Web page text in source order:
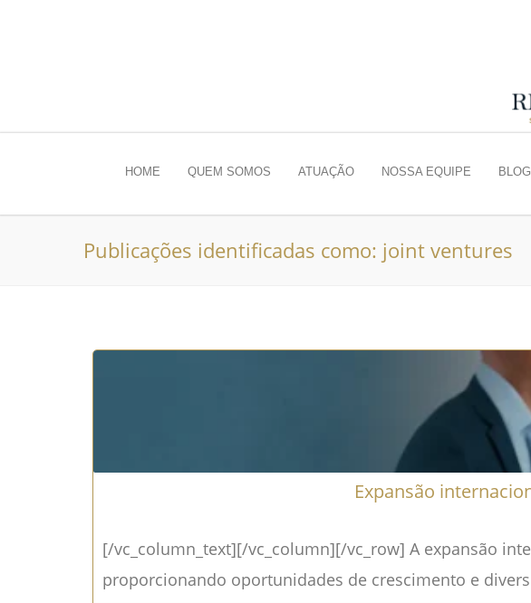
HOME QUEM SOMOS ATUAÇÃO NOSSA EQUIPE BLOG
Publicações identificadas como: joint ventures
Expansão
[/vc_column_text][/vc_column][/vc_row] A expansão
proporcionando oportunidades de crescimento e